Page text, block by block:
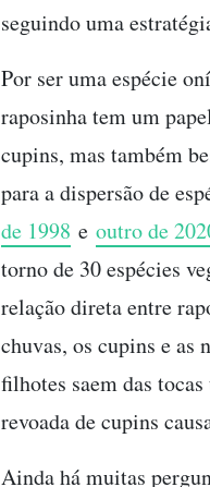
seguindo uma
Por ser uma espécie
raposinha tem um
cupins, mas também
para a dispersão de
de 1998 e outro de
torno de 30 espécies
relação direta entre
chuvas, os cupins e as
filhotes saem das
revoada de cupins
Ainda há muitas